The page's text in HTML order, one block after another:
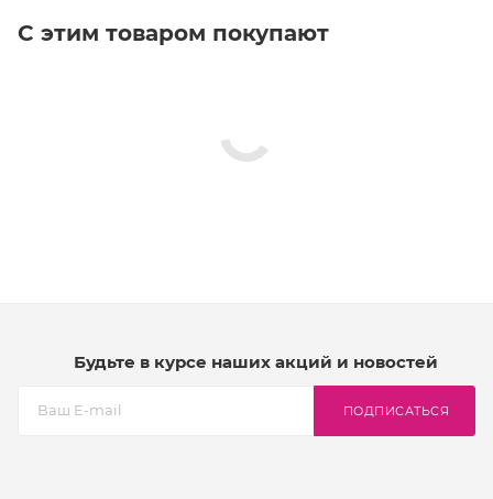
С этим товаром покупают
Будьте в курсе наших акций и новостей
ПОДПИСАТЬСЯ